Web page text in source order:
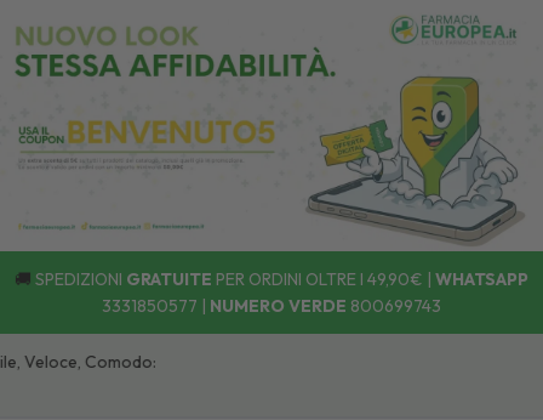
🚚 SPEDIZIONI GRATUITE PER ORDINI OLTRE I 49,90€ | WHATSAPP
3331850577 | NUMERO VERDE 800699743
Comodo: